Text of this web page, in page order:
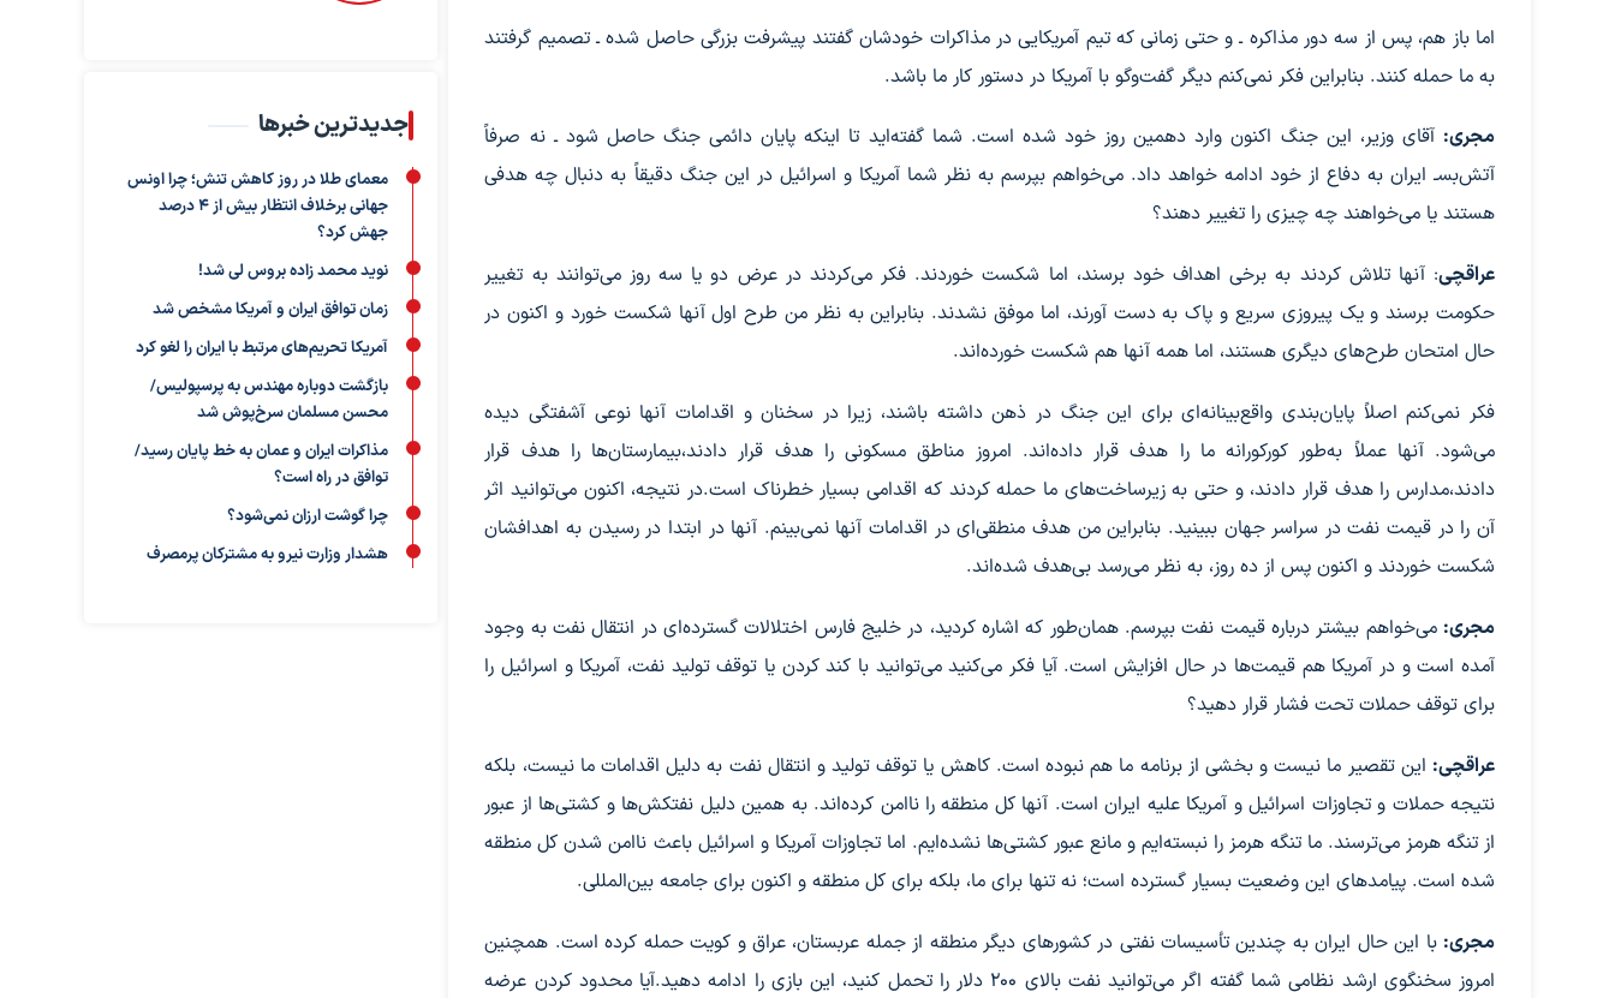
اما باز هم، پس از سه دور مذاکره ـ و حتی زمانی که تیم آمریکایی در مذاکرات خودشان گفتند پیشرفت بزرگی حاصل شده ـ تصمیم گرفتند
به ما حمله کنند. بنابراین فکر نمی‌کنم دیگر گفت‌وگو با آمریکا در دستور کار ما باشد.
مجری: آقای وزیر، این جنگ اکنون وارد دهمین روز خود شده است. شما گفته‌اید تا اینکه پایان دائمی جنگ حاصل شود ـ نه صرفاً
آتش‌بسـ ایران به دفاع از خود ادامه خواهد داد. می‌خواهم بپرسم به نظر شما آمریکا و اسرائیل در این جنگ دقیقاً به دنبال چه هدفی
هستند یا می‌خواهند چه چیزی را تغییر دهند؟
عراقچی: آنها تلاش کردند به برخی اهداف خود برسند، اما شکست خوردند. فکر می‌کردند در عرض دو یا سه روز می‌توانند به تغییر
حکومت برسند و یک پیروزی سریع و پاک به دست آورند، اما موفق نشدند. بنابراین به نظر من طرح اول آنها شکست خورد و اکنون در
حال امتحان طرح‌های دیگری هستند، اما همه آنها هم شکست خورده‌اند.
فکر نمی‌کنم اصلاً پایان‌بندی واقع‌بینانه‌ای برای این جنگ در ذهن داشته باشند، زیرا در سخنان و اقدامات آنها نوعی آشفتگی دیده
می‌شود. آنها عملاً به‌طور کورکورانه ما را هدف قرار داده‌اند. امروز مناطق مسکونی را هدف قرار دادند،بیمارستان‌ها را هدف قرار
دادند،مدارس را هدف قرار دادند، و حتی به زیرساخت‌های ما حمله کردند که اقدامی بسیار خطرناک است.در نتیجه، اکنون می‌توانید اثر
آن را در قیمت نفت در سراسر جهان ببینید. بنابراین من هدف منطقی‌ای در اقدامات آنها نمی‌بینم. آنها در ابتدا در رسیدن به اهدافشان
شکست خوردند و اکنون پس از ده روز، به نظر می‌رسد بی‌هدف شده‌اند.
مجری: می‌خواهم بیشتر درباره قیمت نفت بپرسم. همان‌طور که اشاره کردید، در خلیج فارس اختلالات گسترده‌ای در انتقال نفت به وجود
آمده است و در آمریکا هم قیمت‌ها در حال افزایش است. آیا فکر می‌کنید می‌توانید با کند کردن یا توقف تولید نفت، آمریکا و اسرائیل را
برای توقف حملات تحت فشار قرار دهید؟
عراقچی: این تقصیر ما نیست و بخشی از برنامه ما هم نبوده است. کاهش یا توقف تولید و انتقال نفت به دلیل اقدامات ما نیست، بلکه
نتیجه حملات و تجاوزات اسرائیل و آمریکا علیه ایران است. آنها کل منطقه را ناامن کرده‌اند. به همین دلیل نفتکش‌ها و کشتی‌ها از عبور
از تنگه هرمز می‌ترسند. ما تنگه هرمز را نبسته‌ایم و مانع عبور کشتی‌ها نشده‌ایم. اما تجاوزات آمریکا و اسرائیل باعث ناامن شدن کل منطقه
شده است. پیامدهای این وضعیت بسیار گسترده است؛ نه تنها برای ما، بلکه برای کل منطقه و اکنون برای جامعه بین‌المللی.
مجری: با این حال ایران به چندین تأسیسات نفتی در کشورهای دیگر منطقه از جمله عربستان، عراق و کویت حمله کرده است. همچنین
امروز سخنگوی ارشد نظامی شما گفته اگر می‌توانید نفت بالای ۲۰۰ دلار را تحمل کنید، این بازی را ادامه دهید.آیا محدود کردن عرضه
جدیدترین خبرها
معمای طلا در روز کاهش تنش؛ چرا اونس
جهانی برخلاف انتظار بیش از ۴ درصد
جهش کرد؟
نوید محمد زاده بروس لی شد!
زمان توافق ایران و آمریکا مشخص شد
آمریکا تحریم‌های مرتبط با ایران را لغو کرد
بازگشت دوباره مهندس به پرسپولیس/
محسن مسلمان سرخ‌پوش شد
مذاکرات ایران و عمان به خط پایان رسید/
توافق در راه است؟
چرا گوشت ارزان نمی‌شود؟
هشدار وزارت نیرو به مشترکان پرمصرف